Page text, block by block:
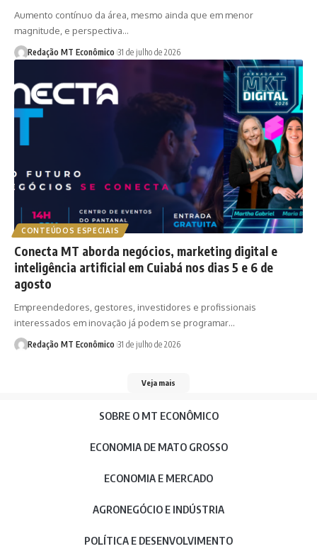
Aumento contínuo da área, mesmo ainda que em menor
magnitude, e perspectiva…
Redação MT Econômico 31 de julho de 2026
CONTEÚDOS ESPECIAIS
Conecta MT aborda negócios, marketing digital e
inteligência artificial em Cuiabá nos dias 5 e 6 de
agosto
Empreendedores, gestores, investidores e profissionais
interessados em inovação já podem se programar…
Redação MT Econômico 31 de julho de 2026
Veja mais
SOBRE O MT ECONÔMICO
ECONOMIA DE MATO GROSSO
ECONOMIA E MERCADO
AGRONEGÓCIO E INDÚSTRIA
POLÍTICA E DESENVOLVIMENTO